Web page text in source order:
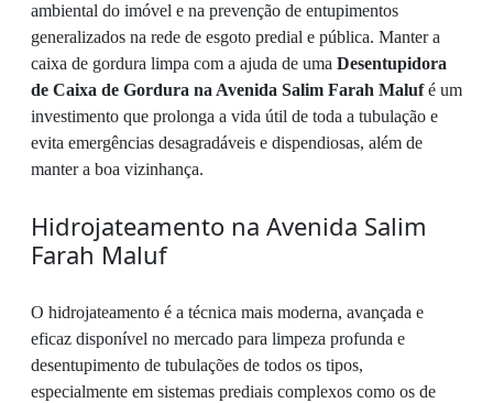
ambiental do imóvel e na prevenção de entupimentos
generalizados na rede de esgoto predial e pública. Manter a
caixa de gordura limpa com a ajuda de uma Desentupidora
de Caixa de Gordura na Avenida Salim Farah Malufé um
investimento que prolonga a vida útil de toda a tubulação e
evita emergências desagradáveis e dispendiosas, além de
manter a boa vizinhança.
Hidrojateamento na Avenida Salim
Farah Maluf
O hidrojateamento é a técnica mais moderna, avançada e
eficaz disponível no mercado para limpeza profunda e
desentupimento de tubulações de todos os tipos,
especialmente em sistemas prediais complexos como os de